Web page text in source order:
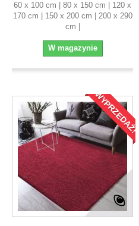
60 x 100 cm | 80 x 150 cm | 120 x
170 cm | 150 x 200 cm | 200 x 290
cm |
W magazynie
WYPRZEDAŻ!